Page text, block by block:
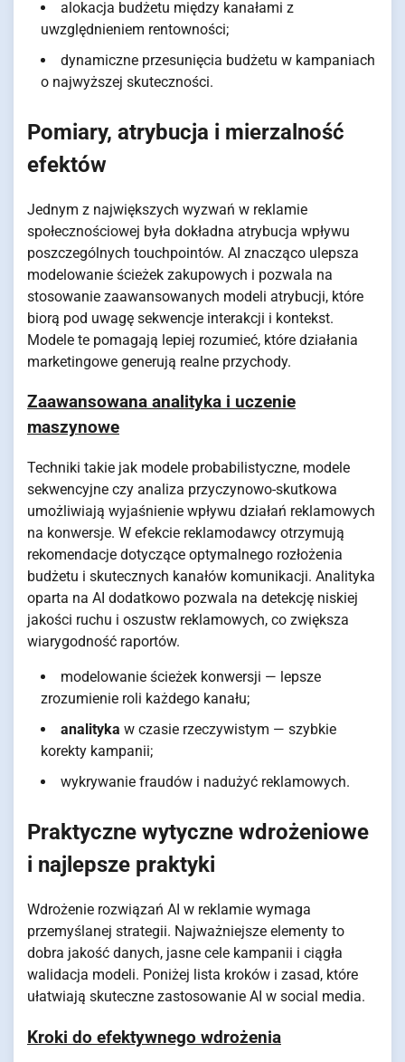
alokacja budżetu między kanałami z
uwzględnieniem rentowności;
dynamiczne przesunięcia budżetu w kampaniach
o najwyższej skuteczności.
Pomiary, atrybucja i mierzalność
efektów
Jednym z największych wyzwań w reklamie
społecznościowej była dokładna atrybucja wpływu
poszczególnych touchpointów. AI znacząco ulepsza
modelowanie ścieżek zakupowych i pozwala na
stosowanie zaawansowanych modeli atrybucji, które
biorą pod uwagę sekwencje interakcji i kontekst.
Modele te pomagają lepiej rozumieć, które działania
marketingowe generują realne przychody.
Zaawansowana analityka i uczenie
maszynowe
Techniki takie jak modele probabilistyczne, modele
sekwencyjne czy analiza przyczynowo-skutkowa
umożliwiają wyjaśnienie wpływu działań reklamowych
na konwersje. W efekcie reklamodawcy otrzymują
rekomendacje dotyczące optymalnego rozłożenia
budżetu i skutecznych kanałów komunikacji. Analityka
oparta na AI dodatkowo pozwala na detekcję niskiej
jakości ruchu i oszustw reklamowych, co zwiększa
wiarygodność raportów.
modelowanie ścieżek konwersji — lepsze
zrozumienie roli każdego kanału;
analityka w czasie rzeczywistym — szybkie
korekty kampanii;
wykrywanie fraudów i nadużyć reklamowych.
Praktyczne wytyczne wdrożeniowe
i najlepsze praktyki
Wdrożenie rozwiązań AI w reklamie wymaga
przemyślanej strategii. Najważniejsze elementy to
dobra jakość danych, jasne cele kampanii i ciągła
walidacja modeli. Poniżej lista kroków i zasad, które
ułatwiają skuteczne zastosowanie AI w social media.
Kroki do efektywnego wdrożenia